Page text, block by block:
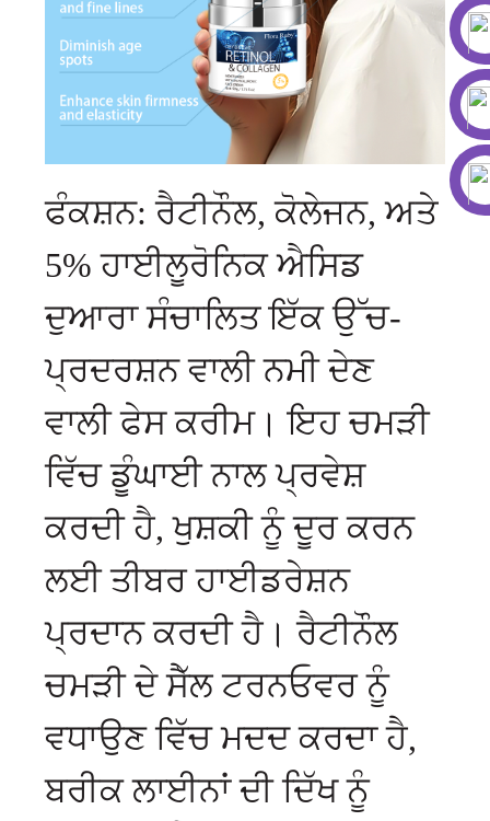
ਫੰਕਸ਼ਨ: ਰੈਟੀਨੌਲ, ਕੋਲੇਜਨ, ਅਤੇ
5% ਹਾਈਲੂਰੋਨਿਕ ਐਸਿਡ
ਦੁਆਰਾ ਸੰਚਾਲਿਤ ਇੱਕ ਉੱਚ-
ਪ੍ਰਦਰਸ਼ਨ ਵਾਲੀ ਨਮੀ ਦੇਣ
ਵਾਲੀ ਫੇਸ ਕਰੀਮ। ਇਹ ਚਮੜੀ
ਵਿੱਚ ਡੂੰਘਾਈ ਨਾਲ ਪ੍ਰਵੇਸ਼
ਕਰਦੀ ਹੈ, ਖੁਸ਼ਕੀ ਨੂੰ ਦੂਰ ਕਰਨ
ਲਈ ਤੀਬਰ ਹਾਈਡਰੇਸ਼ਨ
ਪ੍ਰਦਾਨ ਕਰਦੀ ਹੈ। ਰੈਟੀਨੌਲ
ਚਮੜੀ ਦੇ ਸੈੱਲ ਟਰਨਓਵਰ ਨੂੰ
ਵਧਾਉਣ ਵਿੱਚ ਮਦਦ ਕਰਦਾ ਹੈ,
ਬਰੀਕ ਲਾਈਨਾਂ ਦੀ ਦਿੱਖ ਨੂੰ